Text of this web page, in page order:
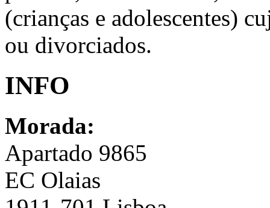
(crianças e adolescentes)
ou divorciados.
INFO
Morada:
Apartado 9865
EC Olaias